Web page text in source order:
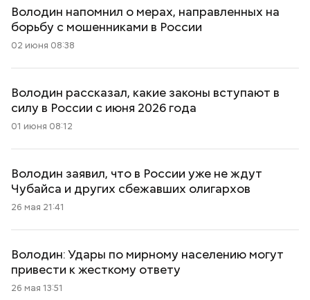
Володин напомнил о мерах, направленных на
борьбу с мошенниками в России
02 июня 08:38
Володин рассказал, какие законы вступают в
силу в России с июня 2026 года
01 июня 08:12
Володин заявил, что в России уже не ждут
Чубайса и других сбежавших олигархов
26 мая 21:41
Володин: Удары по мирному населению могут
привести к жесткому ответу
26 мая 13:51